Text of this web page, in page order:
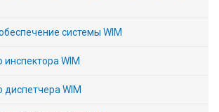
системы WIM
WIM
диспетчера WIM